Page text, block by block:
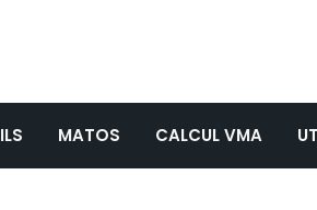
MATOS CALCUL VMA